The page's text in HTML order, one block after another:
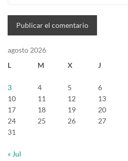
agosto 2026
L
M X J
3
4 5 6
10
11 12 13
17
18 19 20
24
25 26 27
31
« Jul